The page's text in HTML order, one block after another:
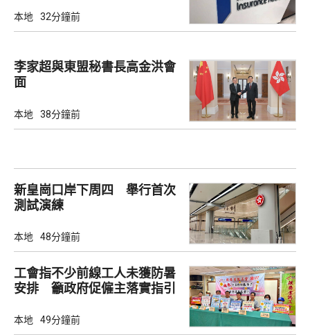
本地 32分鐘前
李家超與東盟秘書長高金洪會
面
本地 38分鐘前
新皇崗口岸下周四 舉行首次
測試演練
本地 48分鐘前
工會指不少前線工人未獲防暑
安排 籲政府促僱主落實指引
本地 49分鐘前